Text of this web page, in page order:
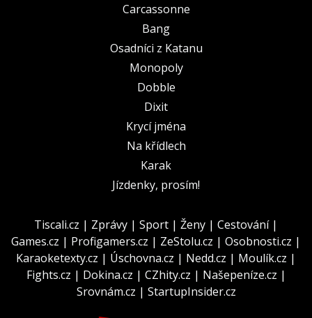
Carcassonne
Bang
Osadníci z Katanu
Monopoly
Dobble
Dixit
Krycí jména
Na křídlech
Karak
Jízdenky, prosím!
Tiscali.cz | Zprávy | Sport | Ženy | Cestování|
Games.cz | Profigamers.cz | ZeStolu.cz | Osobnosti.cz |
Karaoketexty.cz | Úschovna.cz | Nedd.cz | Moulík.cz |
Fights.cz | Dokina.cz | CZhity.cz | Našepeníze.cz |
Srovnám.cz | StartupInsider.cz